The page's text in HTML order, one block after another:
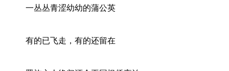
一丛丛青涩幼幼的蒲公英
有的已飞走，有的还留在